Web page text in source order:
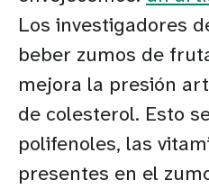
Los investigadores
beber zumos de
mejora la presión
de colesterol. Esto
polifenoles, las
presentes en el